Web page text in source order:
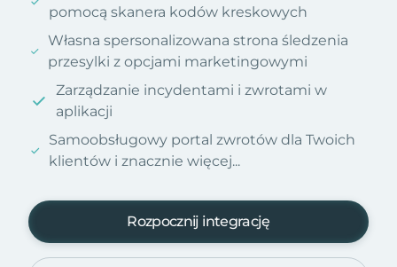
pomocą skanera kodów kreskowych
Własna spersonalizowana strona śledzenia
przesylki z opcjami marketingowymi
Zarządzanie incydentami i zwrotami w
aplikacji
Samoobsługowy portal zwrotów dla Twoich
klientów i znacznie więcej...
Rozpocznij integrację